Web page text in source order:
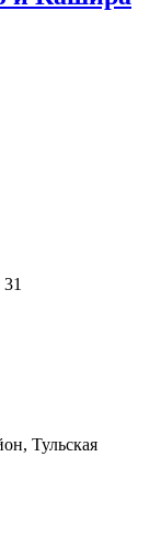
Тульская